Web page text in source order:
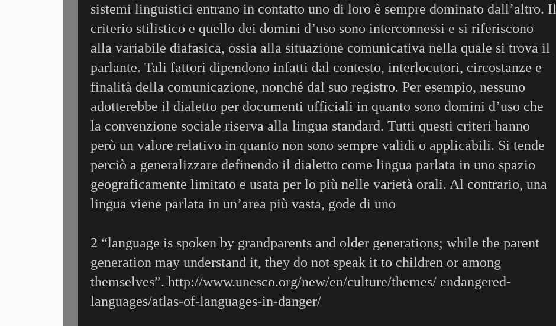
sistemi linguistici entrano in contatto uno di loro è sempre dominato dall’altro. Il
criterio stilistico e quello dei domini d’uso sono interconnessi e si riferiscono
alla variabile diafasica, ossia alla situazione comunicativa nella quale si trova il
parlante. Tali fattori dipendono infatti dal contesto, interlocutori, circostanze e
finalità della comunicazione, nonché dal suo registro. Per esempio, nessuno
adotterebbe il dialetto per documenti ufficiali in quanto sono domini d’uso che
la convenzione sociale riserva alla lingua standard. Tutti questi criteri hanno
però un valore relativo in quanto non sono sempre validi o applicabili. Si tende
perciò a generalizzare definendo il dialetto come lingua parlata in uno spazio
geograficamente limitato e usata per lo più nelle varietà orali. Al contrario, una
lingua viene parlata in un’area più vasta, gode di uno
2 “language is spoken by grandparents and older generations; while the parent
generation may understand it, they do not speak it to children or among
themselves”. http://www.unesco.org/new/en/culture/themes/ endangered-
languages/atlas-of-languages-in-danger/